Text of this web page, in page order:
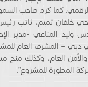
الرقمي. كما كرم صاحب
خلفان تميم، نائب
المناعي -مدير
– المشرف العام
العام، وكذلك منح
المطورة للمشروع”.